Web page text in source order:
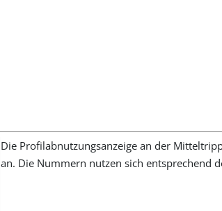
Die Profilabnutzungsanzeige an der
an. Die Nummern nutzen sich entsprechend